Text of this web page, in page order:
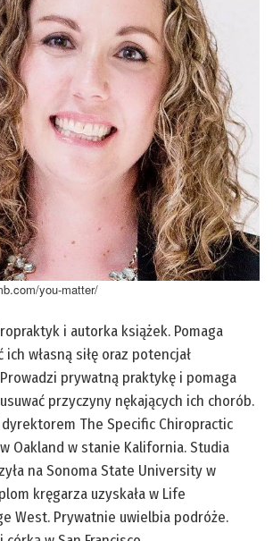
you-matter/
i autorka książek. Pomaga
własną siłę oraz potencjał
prywatną praktykę i pomaga
przyczyny nękających ich chorób.
dyrektorem The Specific Chiropractic
Oakland w stanie Kalifornia. Studia
na Sonoma State University w
kręgarza uzyskała w Life
West. Prywatnie uwielbia podróże.